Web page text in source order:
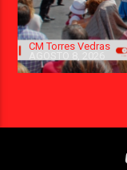
CM Torres Vedras